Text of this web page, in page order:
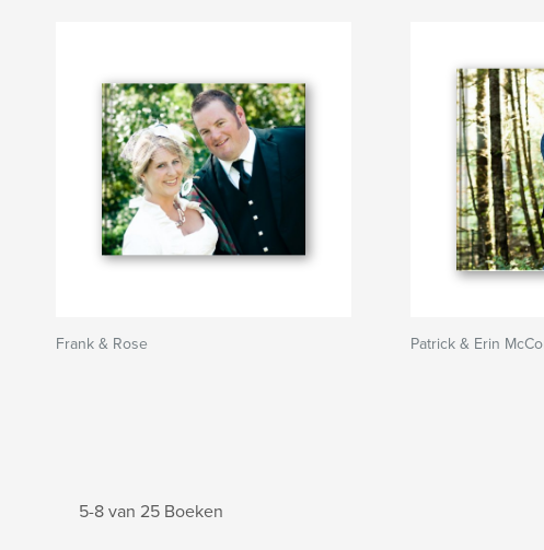
Frank & Rose Patrick & Erin
5-8 van 25 Boeken